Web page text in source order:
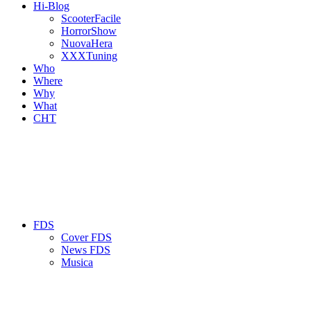
Hi-Blog
ScooterFacile
HorrorShow
NuovaHera
XXXTuning
Who
Where
Why
What
CHT
FDS
Cover FDS
News FDS
Musica